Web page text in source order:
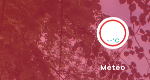
--°C
Météo